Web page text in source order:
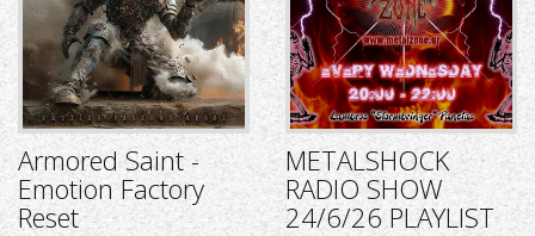
Armored Saint -
Emotion Factory
Reset
METALSHOCK
RADIO SHOW
24/6/26 PLAYLIST